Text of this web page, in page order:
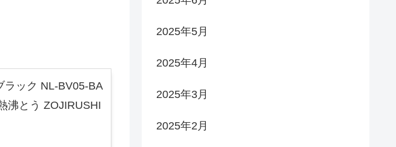
ラック NL-BV05-BA
沸とう ZOJIRUSHI
2025年5月
2025年4月
2025年3月
2025年2月